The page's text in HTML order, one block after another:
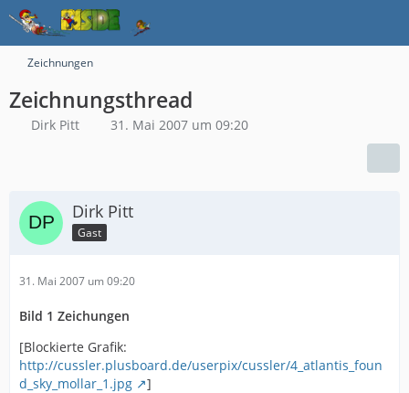
Zeichnungen
Zeichnungsthread
Dirk Pitt 31. Mai 2007 um 09:20
Dirk Pitt
Gast
31. Mai 2007 um 09:20
Bild 1 Zeichungen
[Blockierte Grafik:
http://cussler.plusboard.de/userpix/cussler/4_atlantis_foun
d_sky_mollar_1.jpg
]